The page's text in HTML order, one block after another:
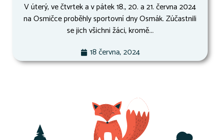
V úterý, ve čtvrtek a v pátek 18., 20. a 21. června 2024
na Osmičce proběhly sportovní dny Osmák. Zúčastnili
se jich všichni žáci, kromě...
18 června, 2024